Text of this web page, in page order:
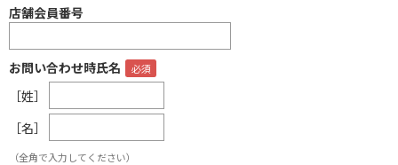
店舗会員番号
お問い合わせ時氏名
［姓］
［名］
（全角で入力してください）